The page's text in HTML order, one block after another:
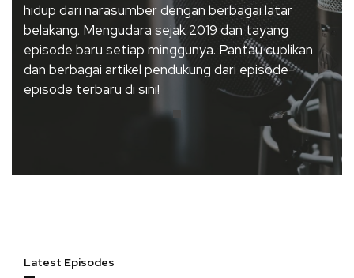
hidup dari narasumber dengan berbagai latar
belakang. Mengudara sejak 2019 dan tayang
episode baru setiap minggunya. Pantau cuplikan
dan berbagai artikel pendukung dari episode-
episode terbaru di sini!
Latest Episodes